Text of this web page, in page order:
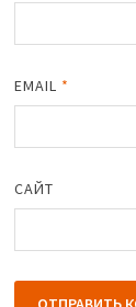
EMAIL *
САЙТ